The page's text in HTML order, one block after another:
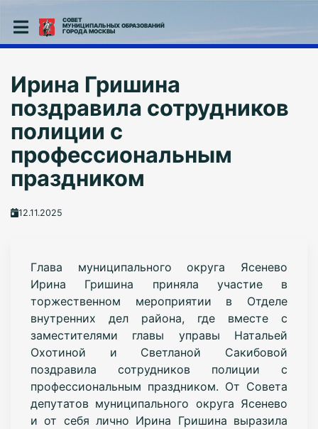
СОВЕТ
МУНИЦИПАЛЬНЫХ ОБРАЗОВАНИЙ
ГОРОДА МОСКВЫ
Ирина Гришина
поздравила сотрудников
полиции с
профессиональным
праздником
12.11.2025
Глава муниципального округа Ясенево
Ирина Гришина приняла участие в
торжественном мероприятии в Отделе
внутренних дел района, где вместе с
заместителями главы управы Натальей
Охотиной и Светланой Сакибовой
поздравила сотрудников полиции с
профессиональным праздником. От Совета
депутатов муниципального округа Ясенево
и от себя лично Ирина Гришина выразила